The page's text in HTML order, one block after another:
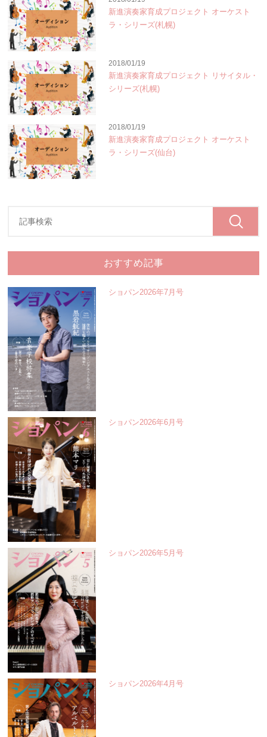
新進演奏家育成プロジェクト オーケスト
ラ・シリーズ(札幌)
2018/01/19
新進演奏家育成プロジェクト リサイタル・
シリーズ(札幌)
2018/01/19
新進演奏家育成プロジェクト オーケスト
ラ・シリーズ(仙台)
おすすめ記事
ショパン2026年7月号
ショパン2026年6月号
ショパン2026年5月号
ショパン2026年4月号